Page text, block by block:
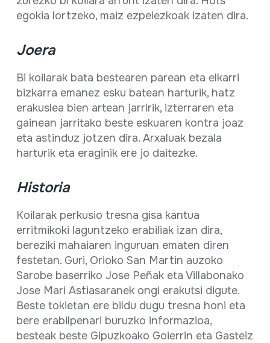
egokia lortzeko, maiz ezpelezkoak izaten dira.
Joera
Bi koilarak bata bestearen parean eta elkarri
bizkarra emanez esku batean harturik, hatz
erakuslea bien artean jarririk, izterraren eta
gainean jarritako beste eskuaren kontra joaz
eta astinduz jotzen dira. Arxaluak bezala
harturik eta eraginik ere jo daitezke.
Historia
Koilarak perkusio tresna gisa kantua
erritmikoki laguntzeko erabiliak izan dira,
bereziki mahaiaren inguruan ematen diren
festetan. Guri, Orioko San Martin auzoko
Sarobe baserriko Jose Peñak eta Villabonako
Jose Mari Astiasaranek ongi erakutsi digute.
Beste tokietan ere bildu dugu tresna honi eta
bere erabilpenari buruzko informazioa,
besteak beste Gipuzkoako Goierrin eta Gasteiz